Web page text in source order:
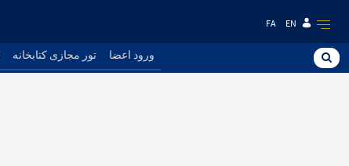
FA EN
تور مجازی کتابخانه ورود اعضا